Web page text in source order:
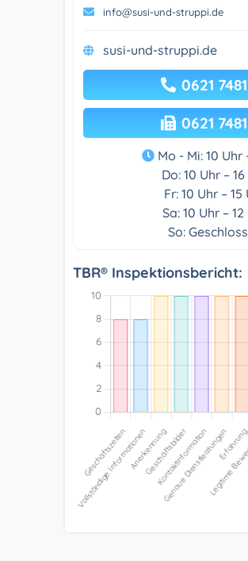
info@susi-und-struppi.de
susi-und-struppi.de
0621
0621
Mo - Mi: 10 Uhr
Do: 10 Uhr –
Fr: 10 Uhr – 15
Sa: 10 Uhr –
So:
TBR® Inspektionsbericht: